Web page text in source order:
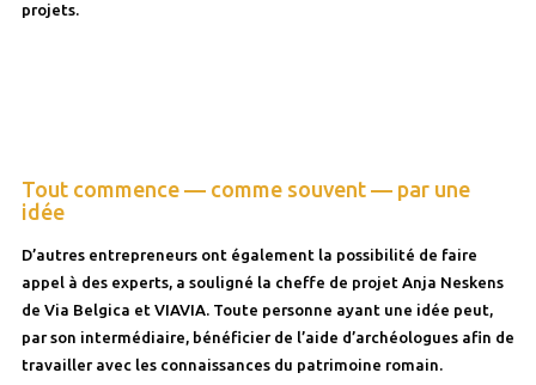
projets.
Tout commence — comme souvent — par une
idée
D’autres entrepreneurs ont également la possibilité de faire
appel à des experts, a souligné la cheffe de projet Anja Neskens
de Via Belgica et VIAVIA. Toute personne ayant une idée peut,
par son intermédiaire, bénéficier de l’aide d’archéologues afin de
travailler avec les connaissances du patrimoine romain.